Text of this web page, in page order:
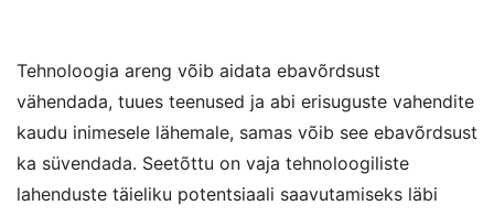
Tehnoloogia areng võib aidata ebavõrdsust
vähendada, tuues teenused ja abi erisuguste vahendite
kaudu inimesele lähemale, samas võib see ebavõrdsust
ka süvendada. Seetõttu on vaja tehnoloogiliste
lahenduste täieliku potentsiaali saavutamiseks läbi